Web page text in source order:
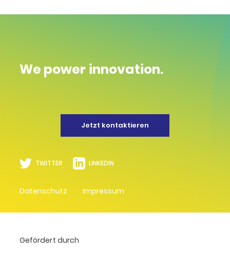
We power innovation.
Jetzt kontaktieren
TWITTER LINKEDIN
Datenschutz Impressum
Gefördert durch